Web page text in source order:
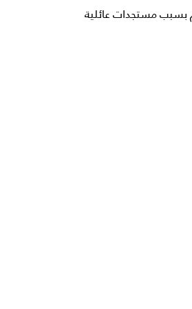
بسبب مستجدات عائلية